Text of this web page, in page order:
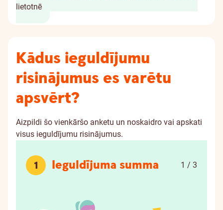
lietotnē
Kādus ieguldījumu
risinājumus es varētu
apsvērt?
Aizpildi šo vienkāršo anketu un noskaidro vai apskati
visus ieguldījumu risinājumus.
1 Ieguldījuma summa 1 / 3